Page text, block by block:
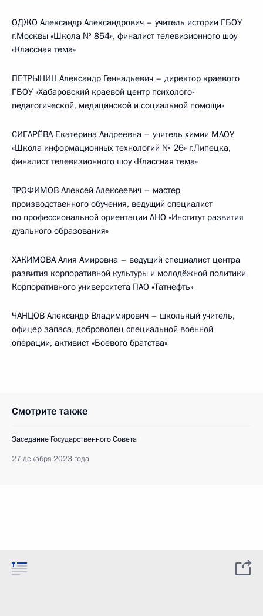
ОДЖО Александр Александрович – учитель истории ГБОУ
г.Москвы «Школа № 854», финалист телевизионного шоу
«Классная тема»
ПЕТРЫНИН Александр Геннадьевич – директор краевого
ГБОУ «Хабаровский краевой центр психолого-
педагогической, медицинской и социальной помощи»
СИГАРЁВА Екатерина Андреевна – учитель химии МАОУ
«Школа информационных технологий № 26» г.Липецка,
финалист телевизионного шоу «Классная тема»
ТРОФИМОВ Алексей Алексеевич – мастер
производственного обучения, ведущий специалист
по профессиональной ориентации АНО «Институт развития
дуального образования»
ХАКИМОВА Алия Амировна – ведущий специалист центра
развития корпоративной культуры и молодёжной политики
Корпоративного университета ПАО «Татнефть»
ЧАНЦОВ Александр Владимирович – школьный учитель,
офицер запаса, доброволец специальной военной
операции, активист «Боевого братства»
Смотрите также
Заседание Государственного Совета
27 декабря 2023 года